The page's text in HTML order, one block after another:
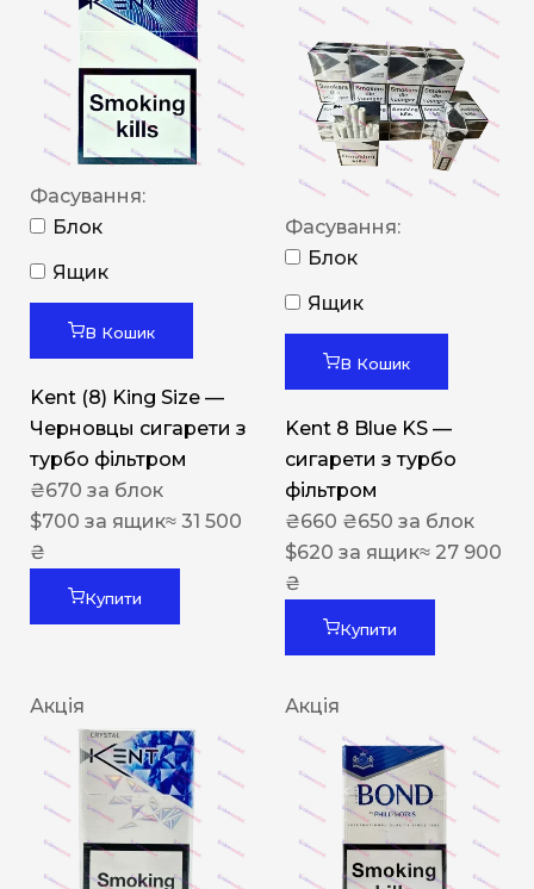
Фасування:
Блок
Ящик
В Кошик
Kent (8) King Size —
Черновцы сигарети з
турбо фільтром
₴670 за блок
$700 за ящик≈ 31 500
₴
Купити
Фасування:
Блок
Ящик
В Кошик
Kent 8 Blue KS —
сигарети з турбо
фільтром
₴660 ₴650 за блок
$620 за ящик≈ 27 900
₴
Купити
Акція Акція